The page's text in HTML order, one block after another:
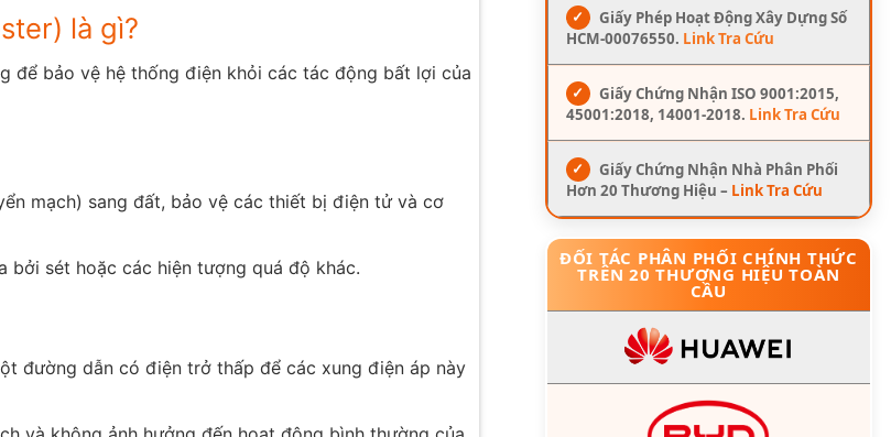
là gì?
để bảo vệ hệ thống điện khỏi các tác động bất lợi của
mạch) sang đất, bảo vệ các thiết bị điện tử và cơ
bởi sét hoặc các hiện tượng quá độ khác.
đường dẫn có điện trở thấp để các xung điện áp này
✓
Giấy Phép Hoạt Động Xây Dựng Số
HCM-00076550. Link Tra Cứu
✓
Giấy Chứng Nhận ISO 9001:2015,
45001:2018, 14001-2018. Link Tra Cứu
✓
Giấy Chứng Nhận Nhà Phân Phối
Hơn 20 Thương Hiệu – Link Tra Cứu
ĐỐI TÁC PHÂN PHỐI CHÍNH THỨC
TRÊN 20 THƯƠNG HIỆU TOÀN
CẦU